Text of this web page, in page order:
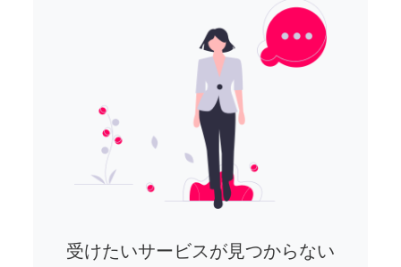
受けたいサービスが見つからない